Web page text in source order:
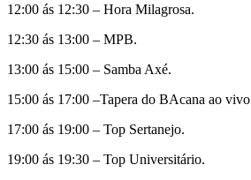
12:00 ás 12:30 – Hora Milagrosa.
12:30 ás 13:00 – MPB.
13:00 ás 15:00 – Samba Axé.
15:00 ás 17:00 –Tapera do BAcana ao vivo
17:00 ás 19:00 – Top Sertanejo.
19:00 ás 19:30 – Top Universitário.